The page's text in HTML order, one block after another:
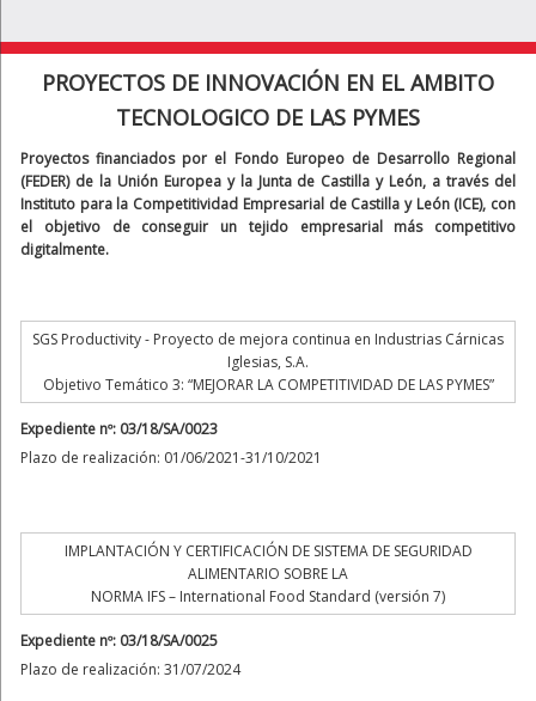
PROYECTOS DE INNOVACIÓN EN EL AMBITO
TECNOLOGICO DE LAS PYMES
Proyectos financiados por el Fondo Europeo de Desarrollo Regional
(FEDER) de la Unión Europea y la Junta de Castilla y León, a través del
Instituto para la Competitividad Empresarial de Castilla y León (ICE), con
el objetivo de conseguir un tejido empresarial más competitivo
digitalmente.
SGS Productivity - Proyecto de mejora continua en Industrias Cárnicas
Iglesias, S.A.
Objetivo Temático 3: “MEJORAR LA COMPETITIVIDAD DE LAS PYMES”
Expediente nº: 03/18/SA/0023
Plazo de realización: 01/06/2021-31/10/2021
IMPLANTACIÓN Y CERTIFICACIÓN DE SISTEMA DE SEGURIDAD
ALIMENTARIO SOBRE LA
NORMA IFS – International Food Standard (versión 7)
Expediente nº: 03/18/SA/0025
Plazo de realización: 31/07/2024